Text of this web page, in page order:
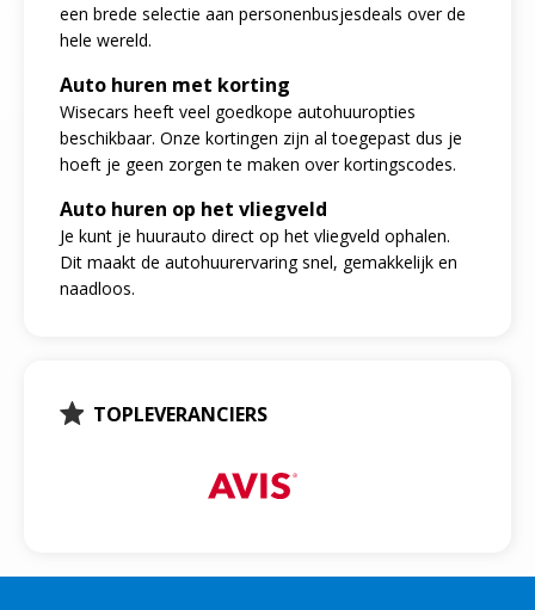
een brede selectie aan personenbusjesdeals over de
hele wereld.
Auto huren met korting
Wisecars heeft veel goedkope autohuuropties
beschikbaar. Onze kortingen zijn al toegepast dus je
hoeft je geen zorgen te maken over kortingscodes.
Auto huren op het vliegveld
Je kunt je huurauto direct op het vliegveld ophalen.
Dit maakt de autohuurervaring snel, gemakkelijk en
naadloos.
TOPLEVERANCIERS